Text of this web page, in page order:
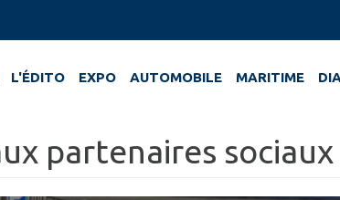
L'ÉDITO EXPO AUTOMOBILE MARITIME
partenaires sociaux